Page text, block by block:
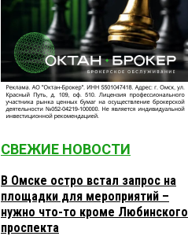
СВЕЖИЕ НОВОСТИ
В Омске остро встал запрос на
площадки для мероприятий –
нужно что-то кроме Любинского
проспекта